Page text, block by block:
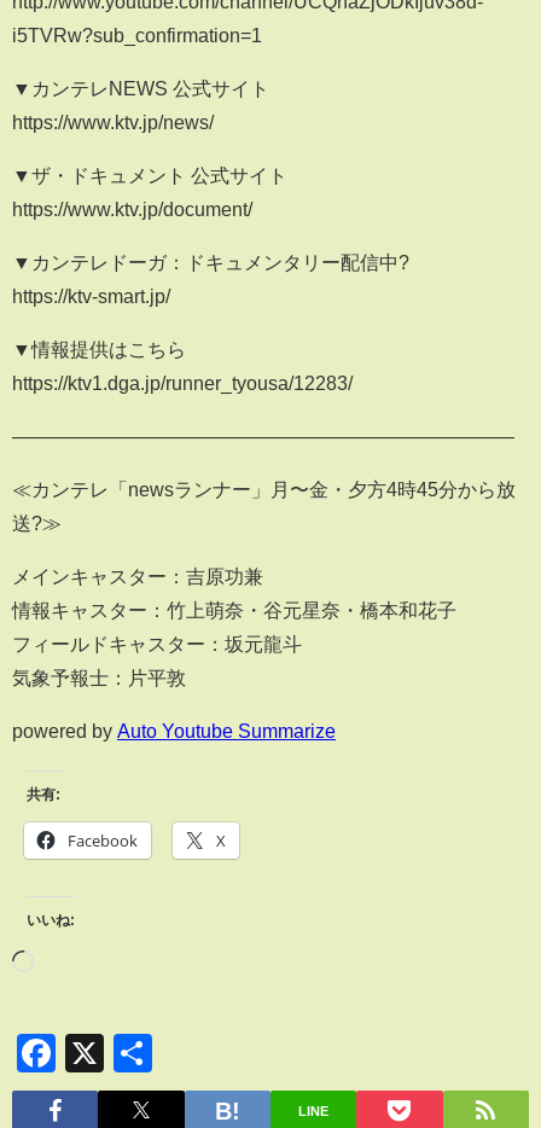
i5TVRw?sub_confirmation=1
▼カンテレNEWS 公式サイト
https://www.ktv.jp/news/
▼ザ・ドキュメント 公式サイト
https://www.ktv.jp/document/
▼カンテレドーガ：ドキュメンタリー配信中?️
https://ktv-smart.jp/
▼情報提供はこちら
https://ktv1.dga.jp/runner_tyousa/12283/
――――――――――――――――――――――――――
≪カンテレ「newsランナー」月〜金・夕方4時45分から放
送?≫
メインキャスター：吉原功兼
情報キャスター：竹上萌奈・谷元星奈・橋本和花子
フィールドキャスター：坂元龍斗
気象予報士：片平敦
powered by Auto Youtube Summarize
共有:
Facebook X
いいね:
Facebook
X
有
LINE